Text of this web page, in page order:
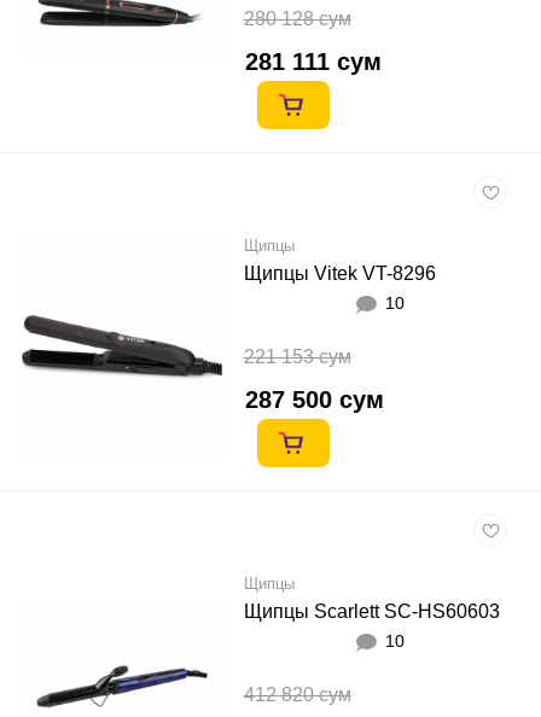
280 128 сум
281 111 сум
Щипцы
Щипцы Vitek VT-8296
10
221 153 сум
287 500 сум
Щипцы
Щипцы Scarlett SC-HS60603
10
412 820 сум